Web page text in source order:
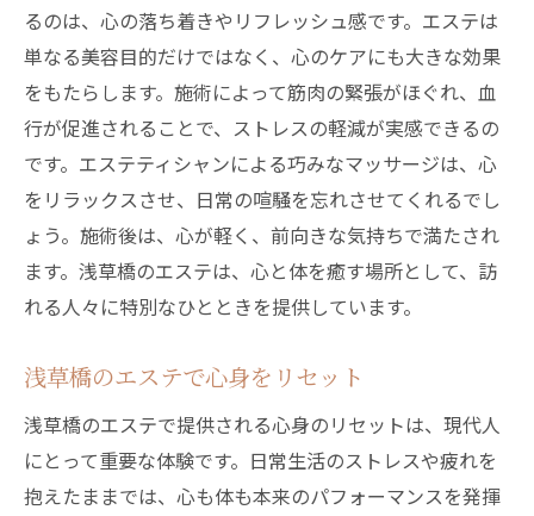
るのは、心の落ち着きやリフレッシュ感です。エステは
単なる美容目的だけではなく、心のケアにも大きな効果
をもたらします。施術によって筋肉の緊張がほぐれ、血
行が促進されることで、ストレスの軽減が実感できるの
です。エステティシャンによる巧みなマッサージは、心
をリラックスさせ、日常の喧騒を忘れさせてくれるでし
ょう。施術後は、心が軽く、前向きな気持ちで満たされ
ます。浅草橋のエステは、心と体を癒す場所として、訪
れる人々に特別なひとときを提供しています。
浅草橋のエステで心身をリセット
浅草橋のエステで提供される心身のリセットは、現代人
にとって重要な体験です。日常生活のストレスや疲れを
抱えたままでは、心も体も本来のパフォーマンスを発揮